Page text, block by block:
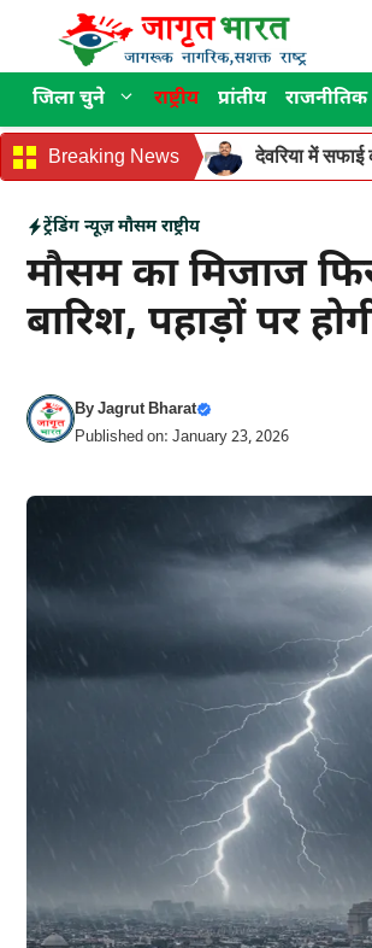
content
जिला चुने राष्ट्रीय प्रांतीय राजनीतिक
Breaking News देवरिया में सफाई
ट्रेंडिंग न्यूज़ मौसम राष्ट्रीय
मौसम का मिजाज
बारिश, पहाड़ों पर
ByJagrut Bharat
Published on: January 23, 2026